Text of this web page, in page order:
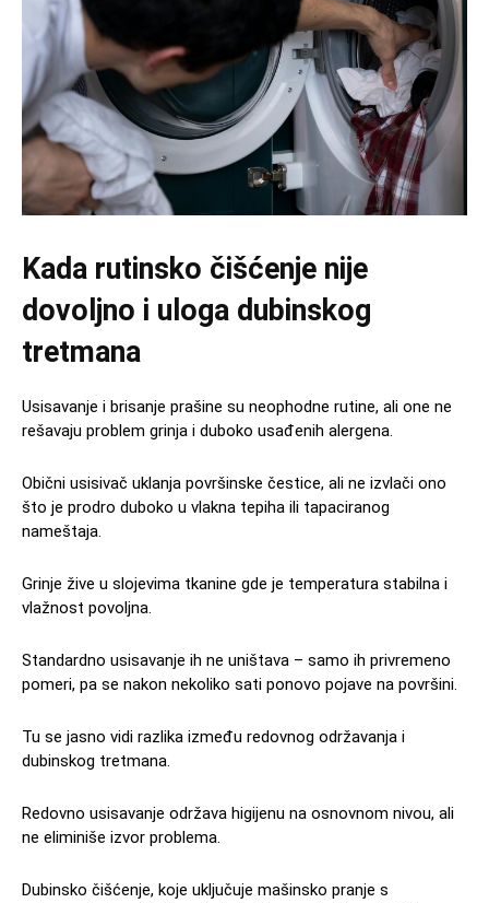
Kada rutinsko čišćenje nije
dovoljno i uloga dubinskog
tretmana
Usisavanje i brisanje prašine su neophodne rutine, ali one ne
rešavaju problem grinja i duboko usađenih alergena.
Obični usisivač uklanja površinske čestice, ali ne izvlači ono
što je prodro duboko u vlakna tepiha ili tapaciranog
nameštaja.
Grinje žive u slojevima tkanine gde je temperatura stabilna i
vlažnost povoljna.
Standardno usisavanje ih ne uništava – samo ih privremeno
pomeri, pa se nakon nekoliko sati ponovo pojave na površini.
Tu se jasno vidi razlika između redovnog održavanja i
dubinskog tretmana.
Redovno usisavanje održava higijenu na osnovnom nivou, ali
ne eliminiše izvor problema.
Dubinsko čišćenje, koje uključuje mašinsko pranje s